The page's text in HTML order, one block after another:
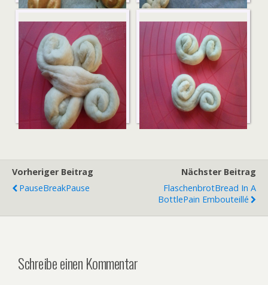
Vorheriger Beitrag
PauseBreakPause
Nächster Beitrag
FlaschenbrotBread In A
BottlePain Embouteillé
Schreibe einen Kommentar